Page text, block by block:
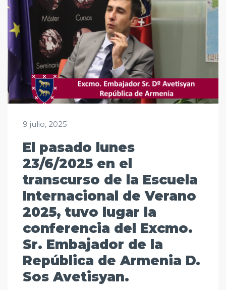
9 julio, 2025
El pasado lunes
23/6/2025 en el
transcurso de la Escuela
Internacional de Verano
2025, tuvo lugar la
conferencia del Excmo.
Sr. Embajador de la
República de Armenia D.
Sos Avetisyan.